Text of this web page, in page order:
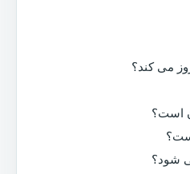
می کند؟
است؟
شود؟